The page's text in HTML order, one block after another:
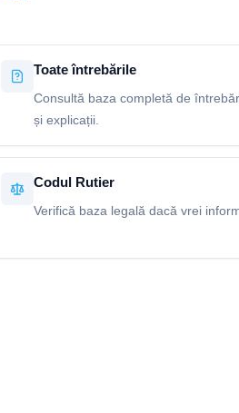
Toate întrebările
Consultă baza completă de
și explicații.
Codul Rutier
Verifică baza legală dacă vrei